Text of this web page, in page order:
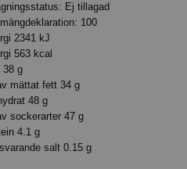
Ej tillagad
100
2341 kJ
563 kcal
38 g
mättat fett 34 g
48 g
sockerarter 47 g
4.1 g
salt 0.15 g